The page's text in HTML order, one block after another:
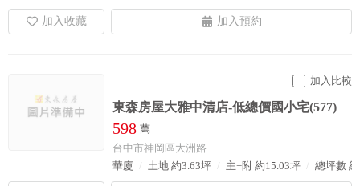
加入比較
東森房屋大雅中清店-低總價國小宅(577)
598 萬
台中市神岡區大洲路
華廈
土地 約3.63坪 主+附 約15.03坪 總坪數